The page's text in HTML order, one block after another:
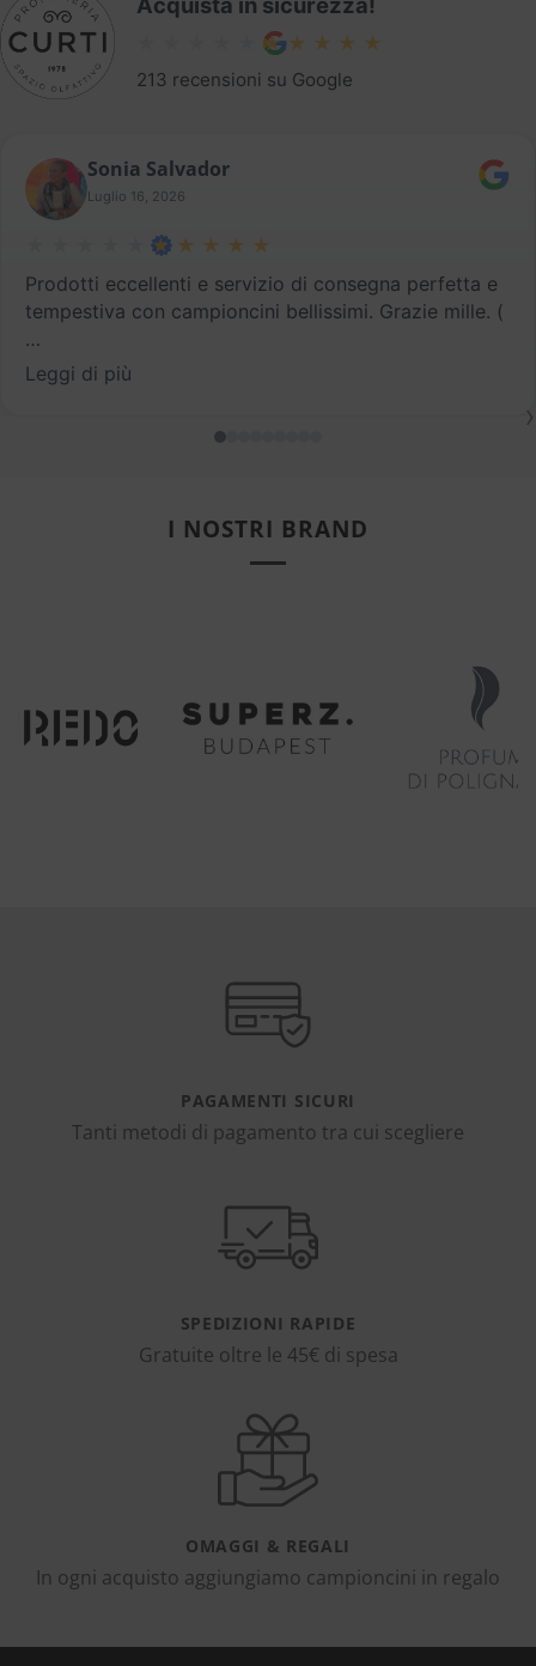
213 recensioni su Google
Sonia Salvador
Luglio 16, 2026
Prodotti eccellenti e servizio di consegna perfetta e
tempestiva con campioncini bellissimi. Grazie mille. (
…
Leggi di più
›
I NOSTRI BRAND
PAGAMENTI SICURI
Tanti metodi di pagamento tra cui scegliere
SPEDIZIONI RAPIDE
Gratuite oltre le 45€ di spesa
OMAGGI & REGALI
In ogni acquisto aggiungiamo campioncini in regalo